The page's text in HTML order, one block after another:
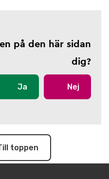
på den här sidan
dig?
Ja Nej
toppen